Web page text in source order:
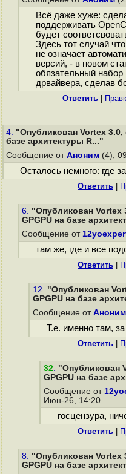
Всё даже хуже:
поддерживать
будет
Здесь тот случай
не означает
версий, - в новом
обязательный
дрвайвера, сделав
Ответить
4. "Опубликован Vortex 3.0,
базе архитектуры R..."
Сообщение от Аноним (4),
Осталось немного: где
Ответить
6. "Опубликован Vortex
GPGPU на базе
Сообщение от
там же, где и все
Ответить
12. "Опубликован
GPGPU на базе
Сообщение от Аноним
Т.е. именно там,
Ответить
32. "Опубликован
GPGPU на базе
Сообщение от
Июн-26, 14:20
госцензура,
Ответить
8. "Опубликован Vortex
GPGPU на базе